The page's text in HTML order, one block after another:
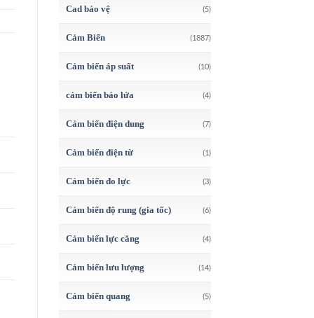
Cad bảo vệ (5)
Cảm Biến (1887)
Cảm biến áp suất (10)
cảm biến báo lửa (4)
Cảm biến điện dung (7)
Cảm biến điện từ (1)
Cảm biến đo lực (3)
Cảm biến độ rung (gia tốc) (6)
Cảm biến lực căng (4)
Cảm biến lưu lượng (14)
Cảm biến quang (5)